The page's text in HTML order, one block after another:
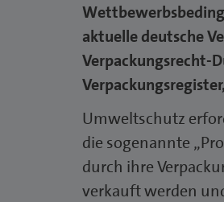
aktuelle deutsche
Verpackungsrecht-
Umweltschutz
die sogenannte
durch ihre
verkauft werden